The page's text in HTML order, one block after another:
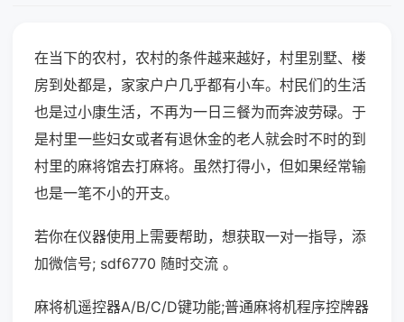
在当下的农村，农村的条件越来越好，村里别墅、楼
房到处都是，家家户户几乎都有小车。村民们的生活
也是过小康生活，不再为一日三餐为而奔波劳碌。于
是村里一些妇女或者有退休金的老人就会时不时的到
村里的麻将馆去打麻将。虽然打得小，但如果经常输
也是一笔不小的开支。
若你在仪器使用上需要帮助，想获取一对一指导，添
加微信号; sdf6770 随时交流 。
麻将机遥控器A/B/C/D键功能;普通麻将机程序控牌器